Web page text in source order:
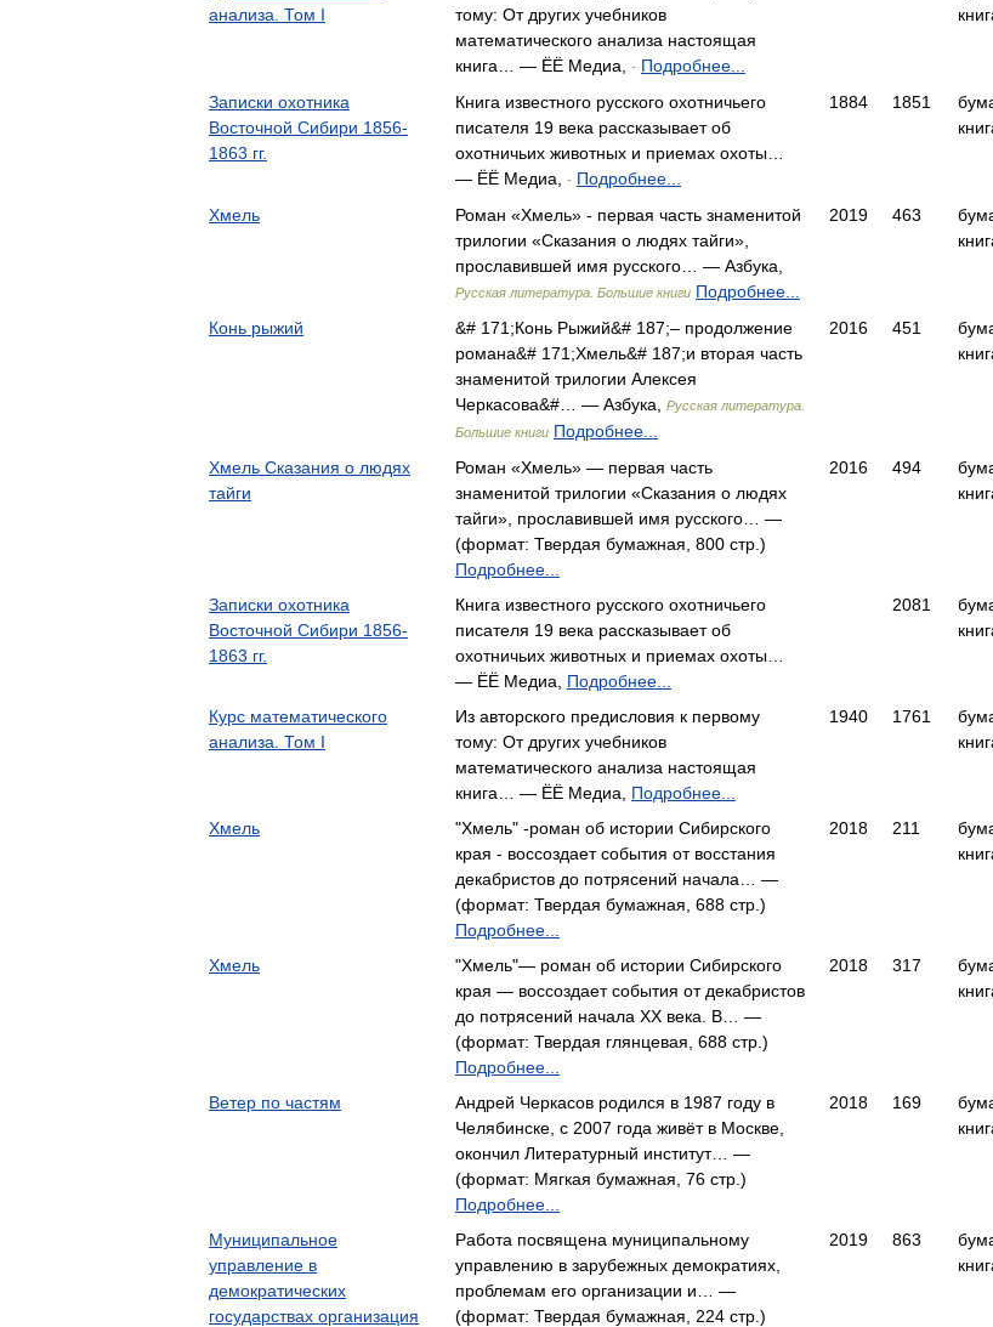
анализа. Том I
тому: От других учебников
математического анализа настоящая
книга… — ЁЁ Медиа,
- Подробнее...
Записки охотника
Восточной Сибири 1856-
1863 гг.
Книга известного русского охотничьего
писателя 19 века рассказывает об
охотничьих животных и приемах охоты…
— ЁЁ Медиа,
- Подробнее...
1884 1851
Хмель
Роман «Хмель» - первая часть знаменитой
трилогии «Сказания о людях тайги»,
прославившей имя русского… — Азбука,
Русская литература. Большие книги Подробнее...
2019 463
Конь рыжий
&# 171;Конь Рыжий&# 187;– продолжение
романа&# 171;Хмель&# 187;и вторая часть
знаменитой трилогии Алексея
Черкасова&#… — Азбука,
Русская литература.
Большие книги Подробнее...
2016 451
Хмель Сказания о людях
тайги
Роман «Хмель» — первая часть
знаменитой трилогии «Сказания о людях
тайги», прославившей имя русского… —
(формат: Твердая бумажная, 800 стр.)
Подробнее...
2016 494
Записки охотника
Восточной Сибири 1856-
1863 гг.
Книга известного русского охотничьего
писателя 19 века рассказывает об
охотничьих животных и приемах охоты…
— ЁЁ Медиа, Подробнее...
2081
Курс математического
анализа. Том I
Из авторского предисловия к первому
тому: От других учебников
математического анализа настоящая
книга… — ЁЁ Медиа, Подробнее...
1940 1761
Хмель
"Хмель" -роман об истории Сибирского
края - воссоздает события от восстания
декабристов до потрясений начала… —
(формат: Твердая бумажная, 688 стр.)
Подробнее...
2018 211
Хмель
"Хмель"— роман об истории Сибирского
края — воссоздает события от декабристов
до потрясений начала XX века. В… —
(формат: Твердая глянцевая, 688 стр.)
Подробнее...
2018 317
Ветер по частям
Андрей Черкасов родился в 1987 году в
Челябинске, с 2007 года живёт в Москве,
окончил Литературный институт… —
(формат: Мягкая бумажная, 76 стр.)
Подробнее...
2018 169
Муниципальное
управление в
демократических
государствах организация
Работа посвящена муниципальному
управлению в зарубежных демократиях,
проблемам его организации и… —
(формат: Твердая бумажная, 224 стр.)
2019 863